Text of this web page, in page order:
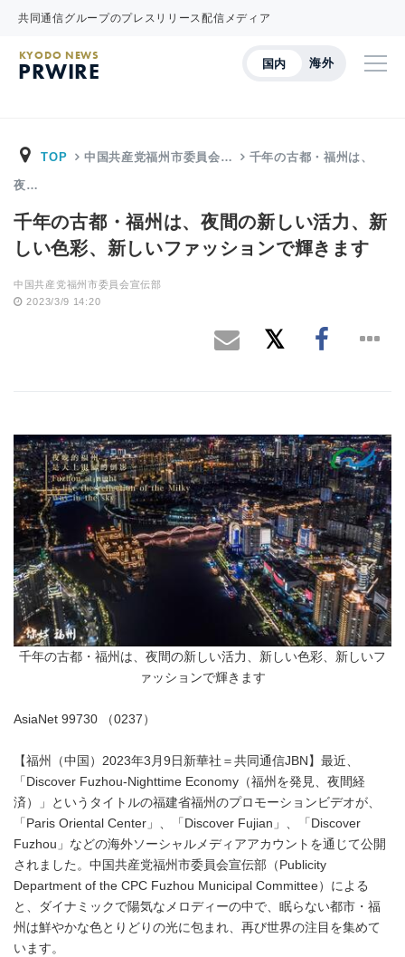
共同通信グループのプレスリリース配信メディア
国内 海外
KYODO NEWS
PRWIRE
TOP 中国共産党福州市委員会… 千年の古都・福州は、
夜…
千年の古都・福州は、夜間の新しい活力、新
しい色彩、新しいファッションで輝きます
中国共産党福州市委員会宣伝部
2023/3/9 14:20
千年の古都・福州は、夜間の新しい活力、新しい色彩、新しいフ
ァッションで輝きます
AsiaNet 99730 （0237）
【福州（中国）2023年3月9日新華社＝共同通信JBN】最近、
「Discover Fuzhou-Nighttime Economy（福州を発見、夜間経
済）」というタイトルの福建省福州のプロモーションビデオが、
「Paris Oriental Center」、「Discover Fujian」、「Discover
Fuzhou」などの海外ソーシャルメディアアカウントを通じて公開
されました。中国共産党福州市委員会宣伝部（Publicity
Department of the CPC Fuzhou Municipal Committee）による
と、ダイナミックで陽気なメロディーの中で、眠らない都市・福
州は鮮やかな色とりどりの光に包まれ、再び世界の注目を集めて
います。